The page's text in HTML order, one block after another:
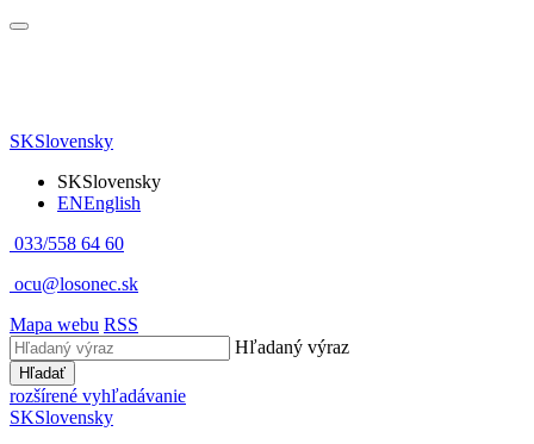
SKSlovensky
SKSlovensky
ENEnglish
033/558 64 60
ocu@losonec.sk
Mapa webu RSS
Hľadaný výraz
Hľadať
rozšírené vyhľadávanie
SKSlovensky